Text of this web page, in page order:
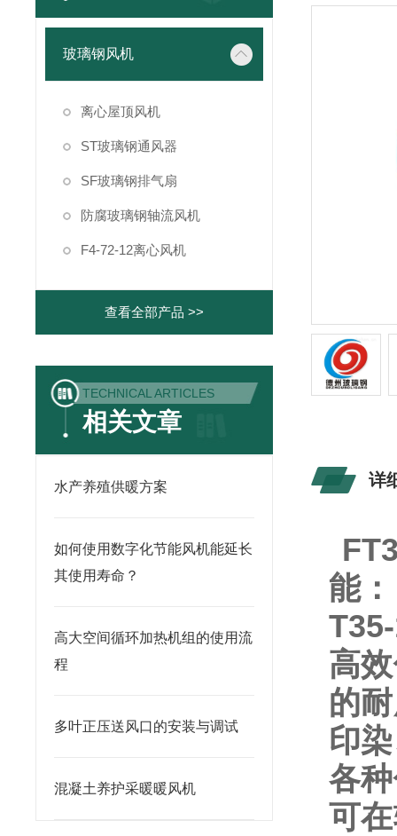
玻璃钢风机
离心屋顶风机
ST玻璃钢通风器
SF玻璃钢排气扇
防腐玻璃钢轴流风机
F4-72-12离心风机
查看全部产品 >>
TECHNICAL ARTICLES
相关文章
水产养殖供暖方案
如何使用数字化节能风机能延长
其使用寿命？
高大空间循环加热机组的使用流
程
多叶正压送风口的安装与调试
混凝土养护采暖暖风机
详
能：
高
的
印
各
可